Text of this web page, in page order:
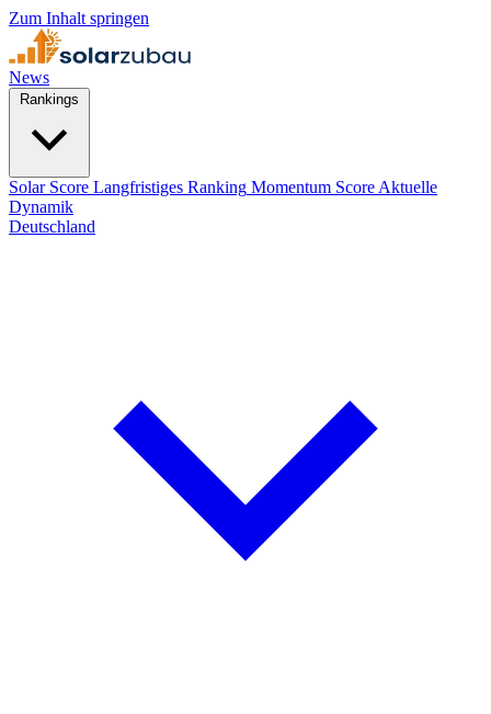
Zum Inhalt springen
News
Solar Score Langfristiges Ranking Momentum Score Aktuelle
Dynamik
Deutschland